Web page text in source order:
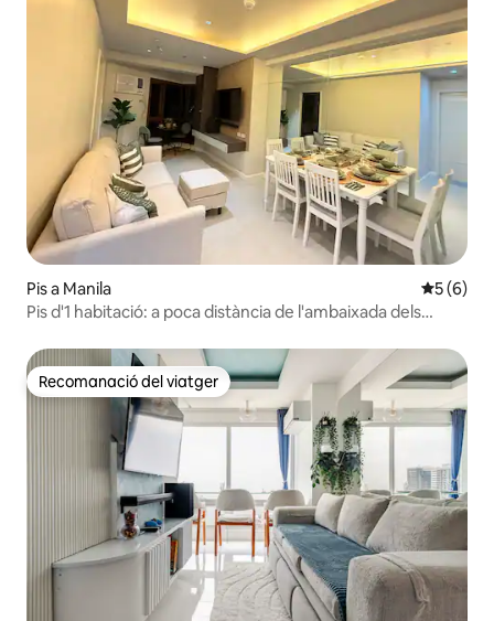
Pis a Manila 5 de
5 (6)
Pis d'1 habitació: a poca distància de l'ambaixada dels
Recomanació del viatger
Recomanació del viatger